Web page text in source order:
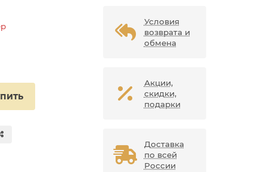
Условия
возврата и
обмена
Акции,
скидки,
подарки
Доставка
по всей
России